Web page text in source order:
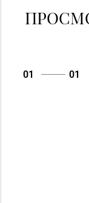
8 (0152) 62-
26-48
01 01